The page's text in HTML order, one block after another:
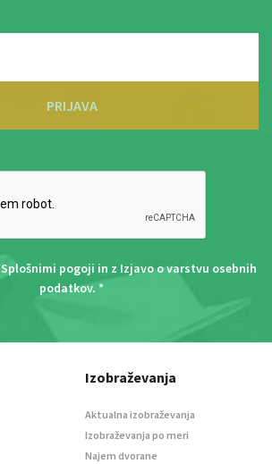
PRIJAVA
Splošnimi pogoji in z Izjavo o varstvu osebnih
podatkov. *
Izobraževanja
Aktualna izobraževanja
Izobraževanja po meri
Najem dvorane